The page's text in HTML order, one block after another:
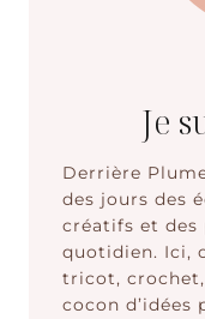
Je
Derrière
des jours des
créatifs et des
quotidien. Ici,
tricot,
cocon d’idées